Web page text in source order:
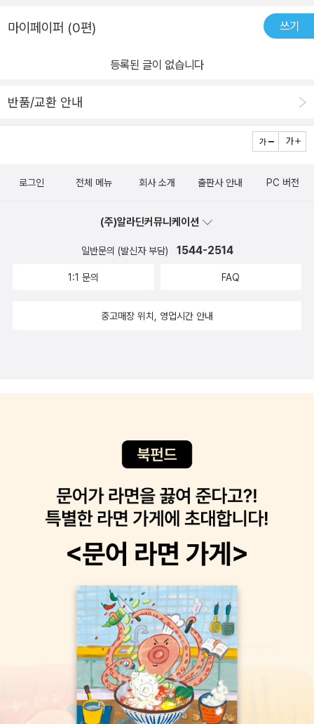
마이페이퍼 (0편) 쓰기
등록된 글이 없습니다
반품/교환 안내
로그인 전체 메뉴 회사 소개 출판사 안내 PC 버전
(주)알라딘커뮤니케이션
일반문의 (발신자 부담) 1544-2514
1:1 문의 FAQ
중고매장 위치, 영업시간 안내